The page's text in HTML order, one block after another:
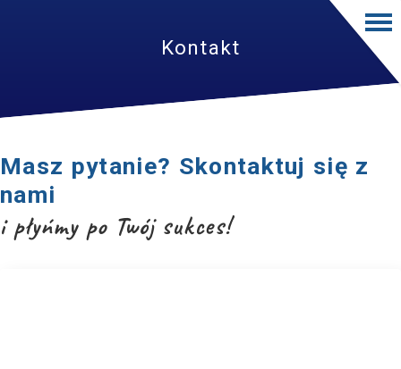
Kontakt
Masz pytanie? Skontaktuj się z
nami
i płyńmy po Twój sukces!